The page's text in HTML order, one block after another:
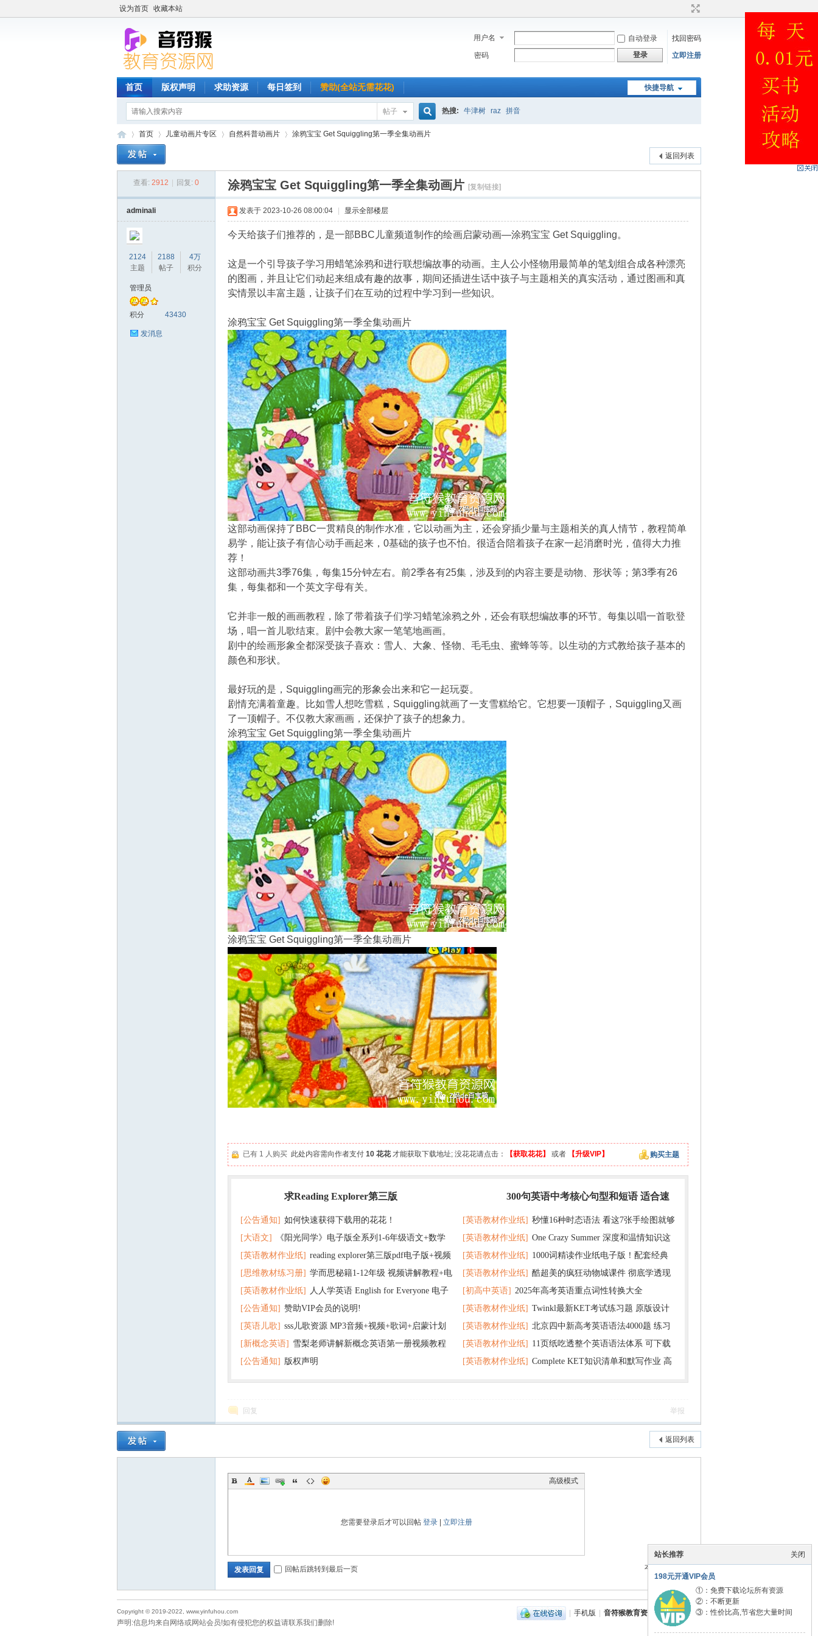
设为首页 收藏本站
用户名 自动登录
找回密码
密码
登录 立即注册
快捷导航
首页 版权声明 求助资源 每日签到 赞助(全站无需花花)
帖子
搜
索
热搜: 牛津树 raz 拼音
首页
›
儿童动画片专区 自然科普动画片
›
涂鸦宝宝 Get Squiggling第一季全集动画片
返回列表
查看: 2912 回复: 0 涂鸦宝宝 Get Squiggling第一季全集动画片 [复制链接]
adminali
2124
主题
2188
帖子
4万
积分
管理员
积分 43430
发消息
发表于 2023-10-26 08:00:04 显示全部楼层
今天给孩子们推荐的，是一部BBC儿童频道制作的绘画启蒙动画—涂鸦宝宝 Get Squiggling。
这是一个引导孩子学习用蜡笔涂鸦和进行联想编故事的动画。主人公小怪物用最简单的笔划组合成各种漂亮
的图画，并且让它们动起来组成有趣的故事，期间还插进生话中孩子与主题相关的真实活动，通过图画和真
实情景以丰富主题，让孩子们在互动的过程中学习到一些知识。
涂鸦宝宝 Get Squiggling第一季全集动画片
这部动画保持了BBC一贯精良的制作水准，它以动画为主，还会穿插少量与主题相关的真人情节，教程简单
易学，能让孩子有信心动手画起来，0基础的孩子也不怕。很适合陪着孩子在家一起消磨时光，值得大力推
荐！
这部动画共3季76集，每集15分钟左右。前2季各有25集，涉及到的内容主要是动物、形状等；第3季有26
集，每集都和一个英文字母有关。
它并非一般的画画教程，除了带着孩子们学习蜡笔涂鸦之外，还会有联想编故事的环节。每集以唱一首歌登
场，唱一首儿歌结束。剧中会教大家一笔笔地画画。
剧中的绘画形象全都深受孩子喜欢：雪人、大象、怪物、毛毛虫、蜜蜂等等。以生动的方式教给孩子基本的
颜色和形状。
最好玩的是，Squiggling画完的形象会出来和它一起玩耍。
剧情充满着童趣。比如雪人想吃雪糕，Squiggling就画了一支雪糕给它。它想要一顶帽子，Squiggling又画
了一顶帽子。不仅教大家画画，还保护了孩子的想象力。
涂鸦宝宝 Get Squiggling第一季全集动画片
涂鸦宝宝 Get Squiggling第一季全集动画片
购买主题
已有 1 人购买 此处内容需向作者支付 10 花花才能获取下载地址; 没花花请点击： 【获取花花】 或者 【升级VIP】
求Reading Explorer第三版
[公告通知] 如何快速获得下载用的花花！
[大语文]
《阳光同学》电子版全系列1-6年级语文+数学
+英语
[英语教材作业纸] reading explorer第三版pdf电子版+视频
+音频 百度云网盘下载
[思维教材练习册] 学而思秘籍1-12年级 视频讲解教程+电
子版PDF全册 百度网盘
[英语教材作业纸] 人人学英语 English for Everyone 电子
版pdf 百度网盘下载
[公告通知] 赞助VIP会员的说明!
[英语儿歌] sss儿歌资源 MP3音频+视频+歌词+启蒙计划
百度云网盘下载
[新概念英语] 雪梨老师讲解新概念英语第一册视频教程
[公告通知] 版权声明
300句英语中考核心句型和短语 适合速
记 随便拿分
[英语教材作业纸] 秒懂16种时态语法 看这7张手绘图就够
了
[英语教材作业纸] One Crazy Summer 深度和温情知识这
个暑假读太应景了
[英语教材作业纸] 1000词精读作业纸电子版！配套经典
教材超好用
[英语教材作业纸] 酷超美的疯狂动物城课件 彻底学透现
在完成时
[初高中英语] 2025年高考英语重点词性转换大全
[英语教材作业纸] Twinkl最新KET考试练习题 原版设计
[英语教材作业纸] 北京四中新高考英语语法4000题 练习
题 可下载打印
[英语教材作业纸] 11页纸吃透整个英语语法体系 可下载
打印
[英语教材作业纸] Complete KET知识清单和默写作业 高
回复 举报
返回列表
高级模式
您需要登录后才可以回帖 登录| 立即注册
本版积分规则
发表回复 回帖后跳转到最后一页
关闭
站长推荐
198元开通VIP会员
①：免费下载论坛所有资源
②：不断更新
③：性价比高,节省您大量时间
| 手机版 | 音符猴教育资源网 | 网站地图
Copyright © 2019-2022, www.yinfuhou.com
声明:信息均来自网络或网站会员!如有侵犯您的权益请联系我们删除!